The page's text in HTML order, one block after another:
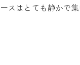
スはとても静かで